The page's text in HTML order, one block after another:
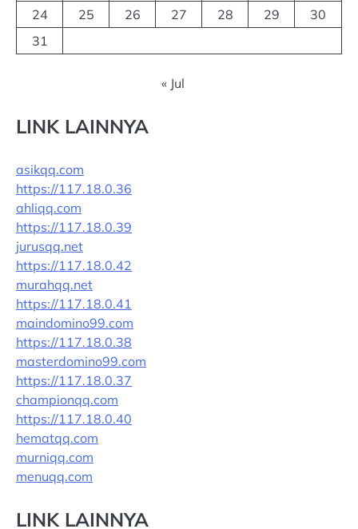
24
25 26 27 28 29
30
31
« Jul
LINK LAINNYA
asikqq.com
https://117.18.0.36
ahliqq.com
https://117.18.0.39
jurusqq.net
https://117.18.0.42
murahqq.net
https://117.18.0.41
maindomino99.com
https://117.18.0.38
masterdomino99.com
https://117.18.0.37
championqq.com
https://117.18.0.40
hematqq.com
murniqq.com
menuqq.com
LINK LAINNYA